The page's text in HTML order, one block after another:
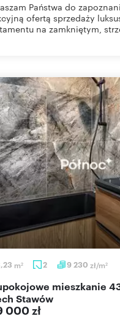
Państwa do
ofertą sprzedaży
na zamkniętym,
m2 2 9 230 zł/m2
Stawów
000 zł